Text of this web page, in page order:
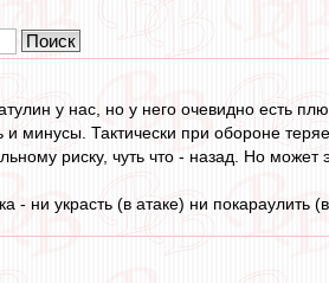
у нас, но у него очевидно есть
и минусы. Тактически при обороне
риску, чуть что - назад. Но может
- ни украсть (в атаке) ни покараулить